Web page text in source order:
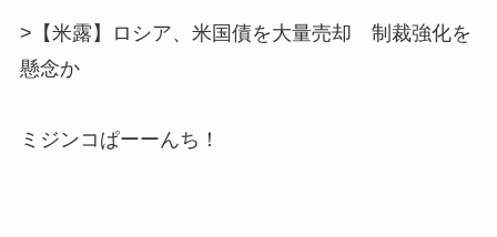
>【米露】ロシア、米国債を大量売却 制裁強化を
懸念か
ミジンコぱーーんち！